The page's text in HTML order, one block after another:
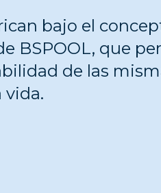
bajo el
BSPOOL, que
de las
vida.